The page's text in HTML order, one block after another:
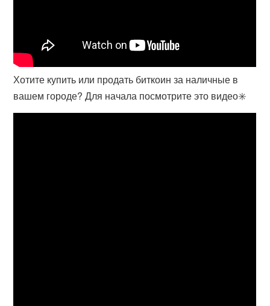
Хотите купить или продать биткоин за наличные в
вашем городе? Для начала посмотрите это видео✳️